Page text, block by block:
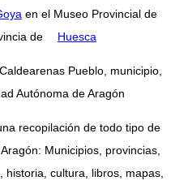
en el Museo Provincial de
de
Huesca
Pueblo, municipio,
Autónoma de Aragón
recopilación de todo tipo de
Municipios, provincias,
historia, cultura, libros, mapas,